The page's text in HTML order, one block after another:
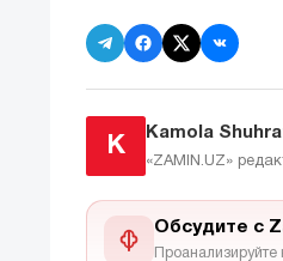
K
Kamola
«ZAMIN.UZ»
Обсудите с
Проанализируйте